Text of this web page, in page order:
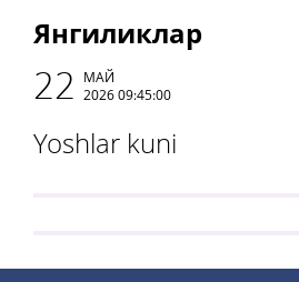
Янгиликлар
22 МАЙ
2026 09:45:00
Yoshlar kuni